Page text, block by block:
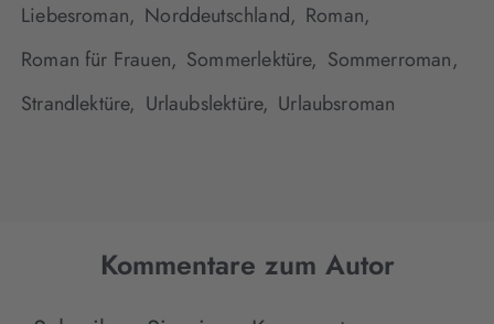
Liebesroman, Norddeutschland, Roman,
Roman für Frauen, Sommerlektüre, Sommerroman,
Strandlektüre, Urlaubslektüre, Urlaubsroman
Kommentare zum Autor